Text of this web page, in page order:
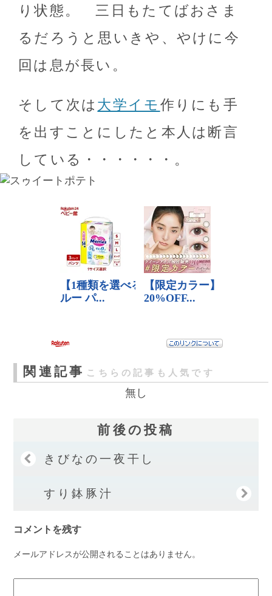
り状態。 三日もたてばおさま
るだろうと思いきや、やけに今
回は息が長い。
そして次は 大学イモ作りにも手
を出すことにしたと本人は断言
している・・・・・・。
関連記事 こちらの記事も人気です
無し
前後の投稿
きびなの一夜干し
すり鉢豚汁
コメントを残す
メールアドレスが公開されることはありません。